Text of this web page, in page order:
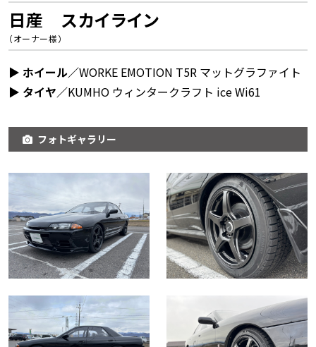
日産 スカイライン
（オーナー様）
▶︎ ホイール／WORKE EMOTION T5R マットグラファイト
▶︎ タイヤ／KUMHO ウィンタークラフト ice Wi61
フォトギャラリー